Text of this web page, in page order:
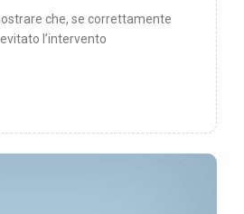
che, se correttamente
l’intervento